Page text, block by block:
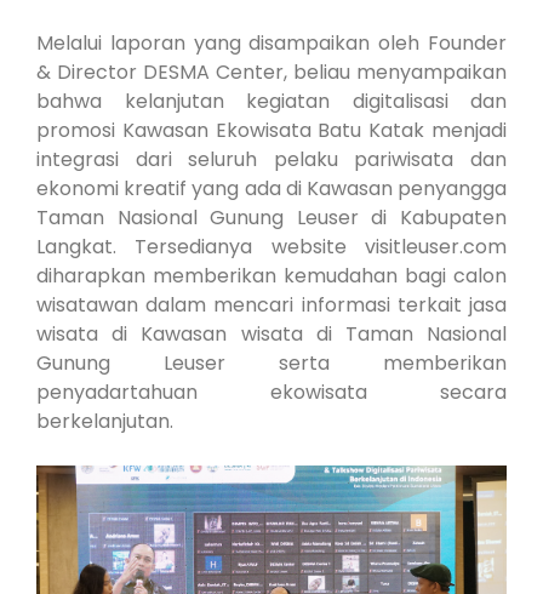
Melalui laporan yang disampaikan oleh Founder
& Director DESMA Center, beliau menyampaikan
bahwa kelanjutan kegiatan digitalisasi dan
promosi Kawasan Ekowisata Batu Katak menjadi
integrasi dari seluruh pelaku pariwisata dan
ekonomi kreatif yang ada di Kawasan penyangga
Taman Nasional Gunung Leuser di Kabupaten
Langkat. Tersedianya website visitleuser.com
diharapkan memberikan kemudahan bagi calon
wisatawan dalam mencari informasi terkait jasa
wisata di Kawasan wisata di Taman Nasional
Gunung Leuser serta memberikan
penyadartahuan ekowisata secara
berkelanjutan.